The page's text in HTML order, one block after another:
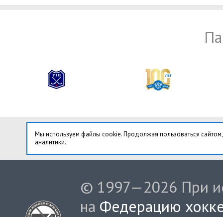
Мы используем файлы cookie. Продолжая пользоваться
аналитики.
© 1997—2026 При
на Федерацию